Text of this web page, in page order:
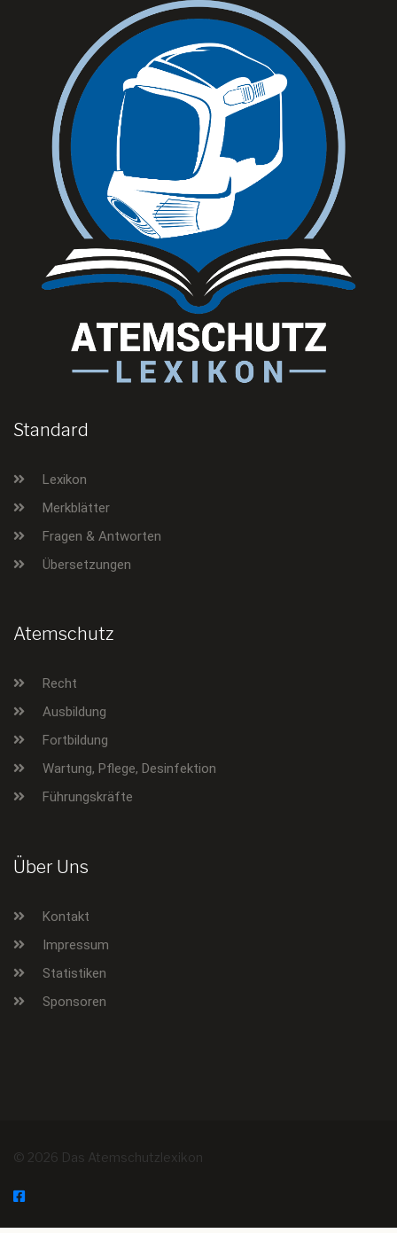
Standard
Lexikon
Merkblätter
Fragen & Antworten
Übersetzungen
Atemschutz
Recht
Ausbildung
Fortbildung
Wartung, Pflege, Desinfektion
Führungskräfte
Über Uns
Kontakt
Impressum
Statistiken
Sponsoren
© 2026 Das Atemschutzlexikon